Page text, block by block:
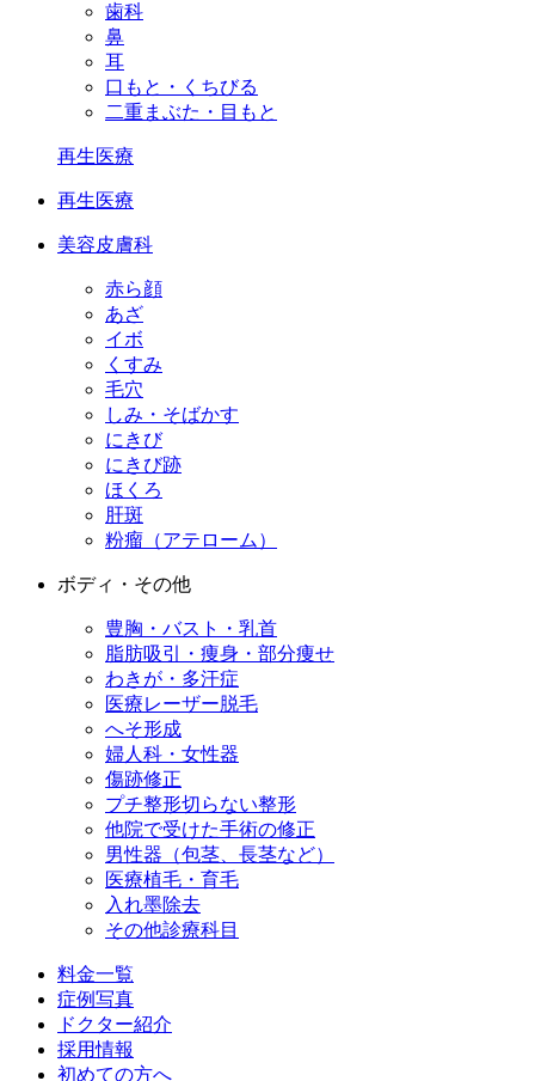
歯科
鼻
耳
口もと・くちびる
二重まぶた・目もと
再生医療
再生医療
美容皮膚科
赤ら顔
あざ
イボ
くすみ
毛穴
しみ・そばかす
にきび
にきび跡
ほくろ
肝斑
粉瘤（アテローム）
ボディ・その他
豊胸・バスト・乳首
脂肪吸引・痩身・部分痩せ
わきが・多汗症
医療レーザー脱毛
へそ形成
婦人科・女性器
傷跡修正
プチ整形切らない整形
他院で受けた手術の修正
男性器（包茎、長茎など）
医療植毛・育毛
入れ墨除去
その他診療科目
料金一覧
症例写真
ドクター紹介
採用情報
初めての方へ